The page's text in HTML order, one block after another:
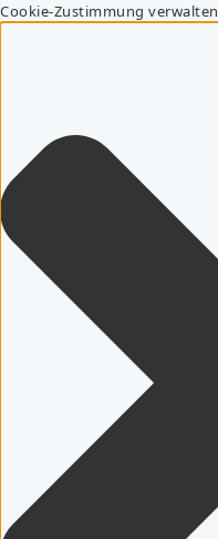
Cookie-Zustimmung verwalten